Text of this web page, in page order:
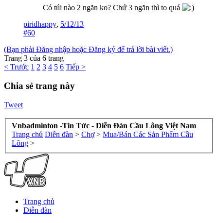
Có túi nào 2 ngăn ko? Chứ 3 ngăn thì to quá
piridhappy, 5/12/13
#60
(Bạn phải Đăng nhập hoặc Đăng ký để trả lời bài viết.)
Trang 3 của 6 trang
< Trước 1 2 3 4 5 6 Tiếp >
Chia sẻ trang này
Tweet
Vnbadminton -Tin Tức - Diễn Đàn Cầu Lông Việt Nam
Trang chủ Diễn đàn > Chợ > Mua/Bán Các Sản Phẩm Cầu
Lông >
Trang chủ
Diễn đàn